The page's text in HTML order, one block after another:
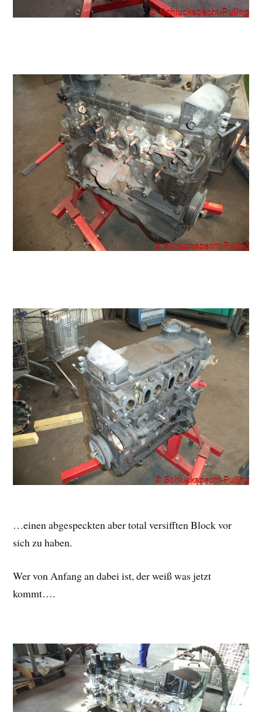
…einen abgespeckten aber total versifften Block vor
sich zu haben.
Wer von Anfang an dabei ist, der weiß was jetzt
kommt….